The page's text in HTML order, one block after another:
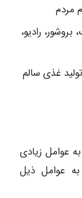
مردم
رادیو،
غذی سالم
عوامل زیادی
عوامل ذیل